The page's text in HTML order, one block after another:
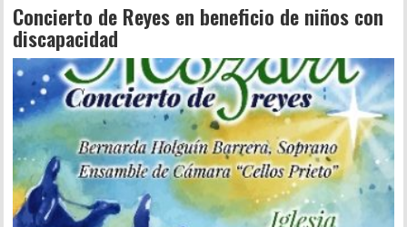
Concierto de Reyes en beneficio de niños con
discapacidad